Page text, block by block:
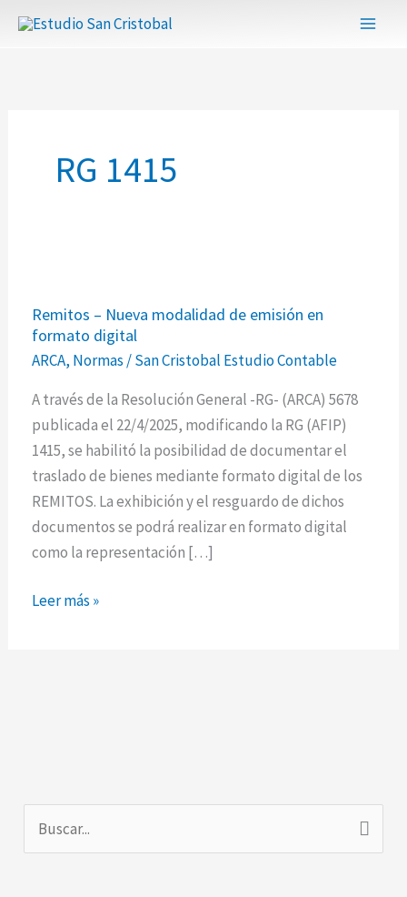
RG 1415
Remitos – Nueva modalidad de emisión en
formato digital
ARCA, Normas /San Cristobal Estudio Contable
A través de la Resolución General -RG- (ARCA) 5678
publicada el 22/4/2025, modificando la RG (AFIP)
1415, se habilitó la posibilidad de documentar el
traslado de bienes mediante formato digital de los
REMITOS. La exhibición y el resguardo de dichos
documentos se podrá realizar en formato digital
como la representación […]
–
Nueva
modalidad
de
emisión
en
formato
digital
Leer más »